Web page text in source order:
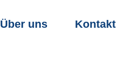
Über uns Kontakt